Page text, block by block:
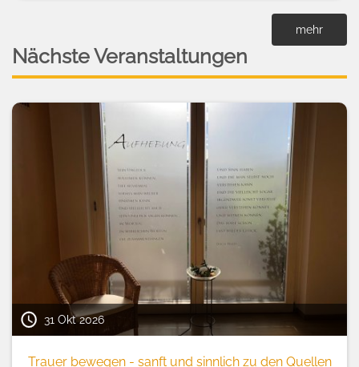
mehr
Nächste Veranstaltungen
31 Okt 2026
Trauer bewegen - sanft und sinnlich zu den Quellen